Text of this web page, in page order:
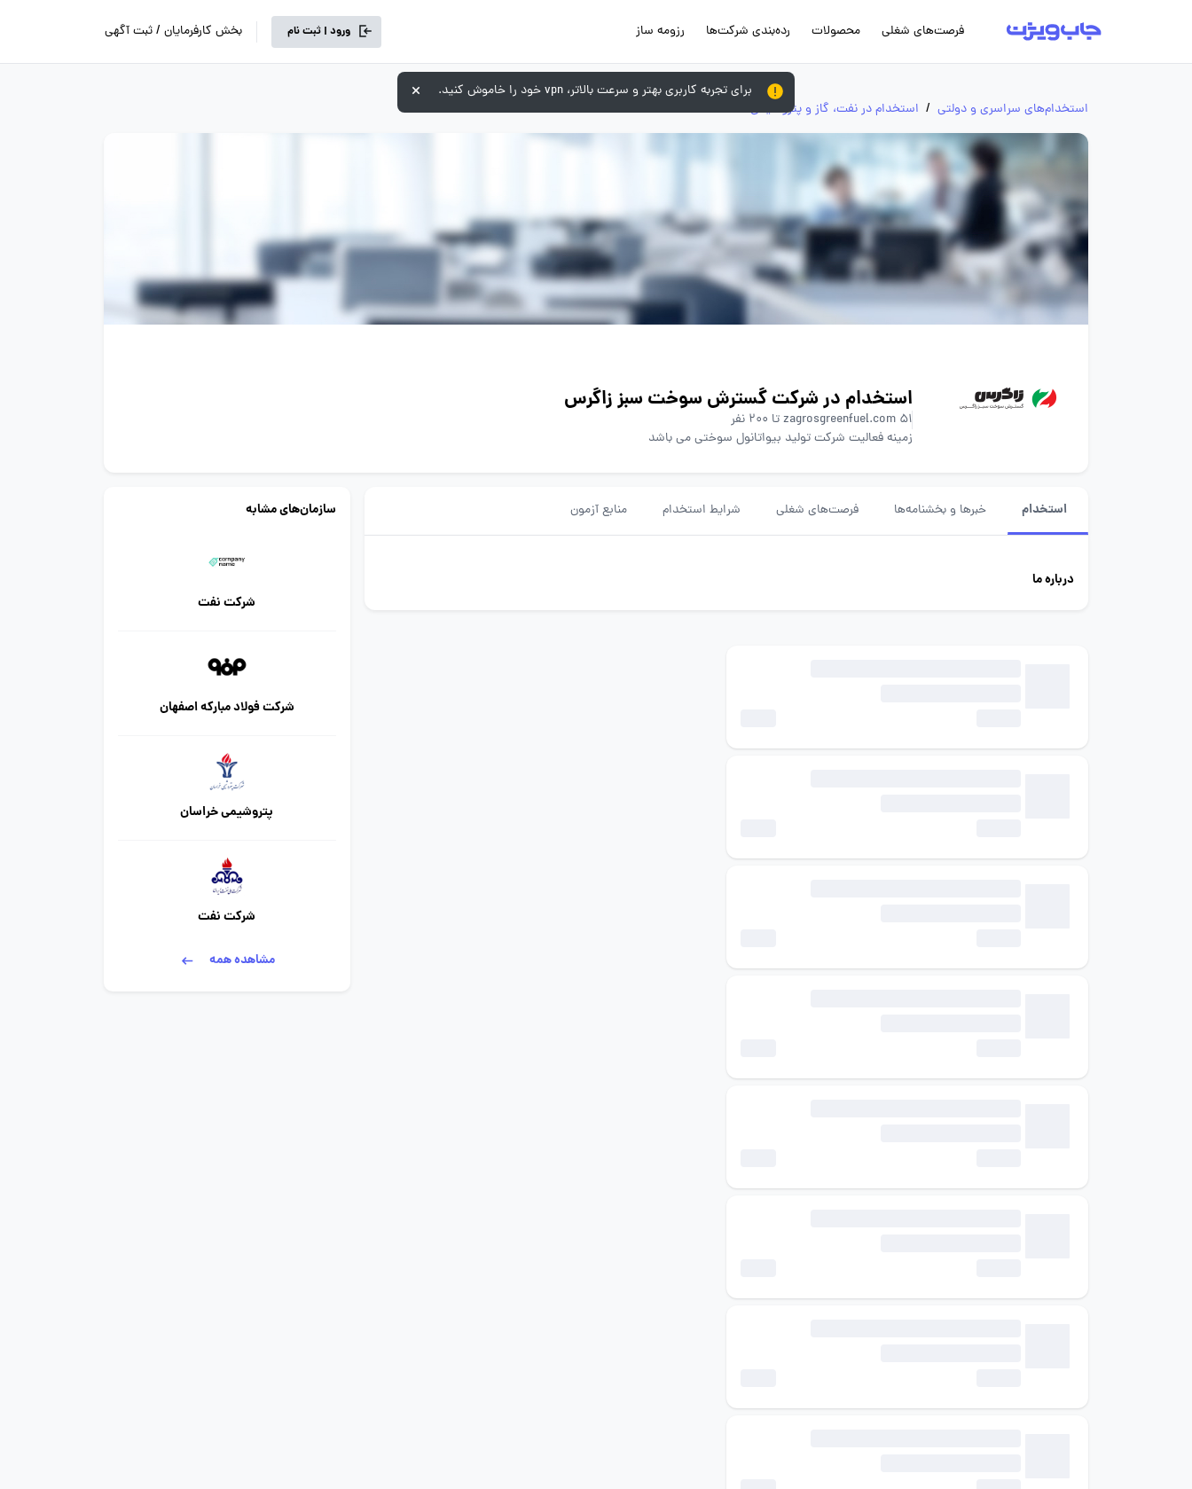
فرصت‌های شغلی محصولات رده‌بندی شرکت‌ها رزومه ساز ورود | ثبت نام بخش کارفرمایان / ثبت آگهی
استخدام‌های سراسری و دولتی / استخدام‌ در نفت، گاز و پتروشیمی
استخدام در شرکت گسترش سوخت سبز زاگرس
zagrosgreenfuel.com 51 تا 200 نفر
زمینه فعالیت شرکت تولید بیواتانول سوختی می باشد
استخدام خبرها و بخشنامه‌ها فرصت‌های شغلی شرایط استخدام منابع آزمون
درباره ما
سازمان‌های مشابه
شرکت نفت
شرکت فولاد مبارکه اصفهان
پتروشیمی خراسان
شرکت نفت
مشاهده همه
برای تجربه کاربری بهتر و سرعت بالاتر، vpn خود را خاموش کنید.